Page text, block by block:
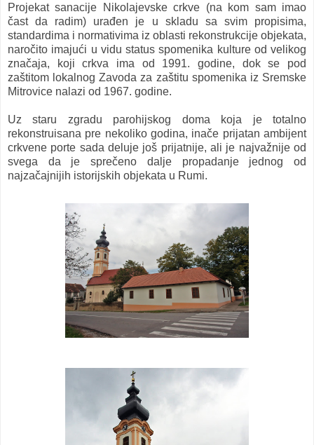
Projekat sanacije Nikolajevske crkve (na kom sam imao
čast da radim) urađen je u skladu sa svim propisima,
standardima i normativima iz oblasti rekonstrukcije objekata,
naročito imajući u vidu status spomenika kulture od velikog
značaja, koji crkva ima od 1991. godine, dok se pod
zaštitom lokalnog Zavoda za zaštitu spomenika iz Sremske
Mitrovice nalazi od 1967. godine.
Uz staru zgradu parohijskog doma koja je totalno
rekonstruisana pre nekoliko godina, inače prijatan ambijent
crkvene porte sada deluje još prijatnije, ali je najvažnije od
svega da je sprečeno dalje propadanje jednog od
najzačajnijih istorijskih objekata u Rumi.